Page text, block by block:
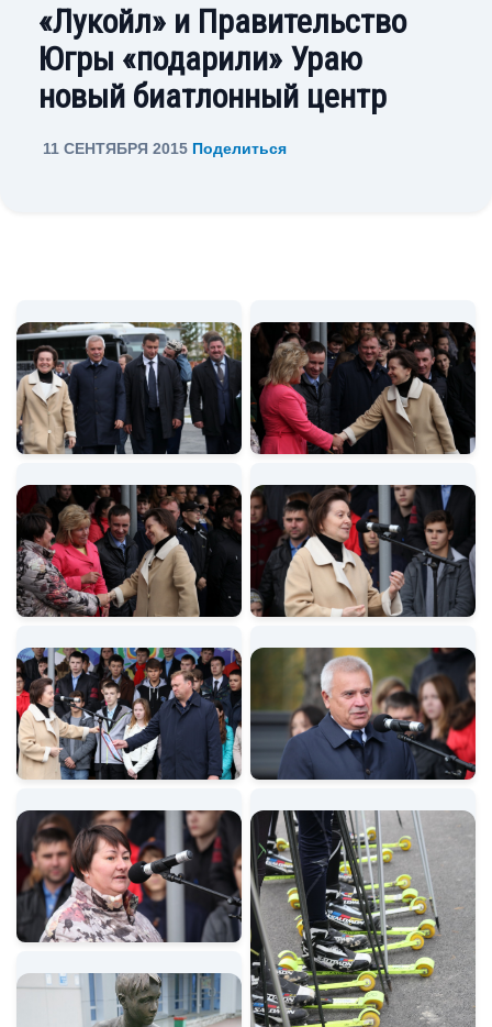
«Лукойл» и Правительство
Югры «подарили» Ураю
новый биатлонный центр
11 СЕНТЯБРЯ 2015 Поделиться